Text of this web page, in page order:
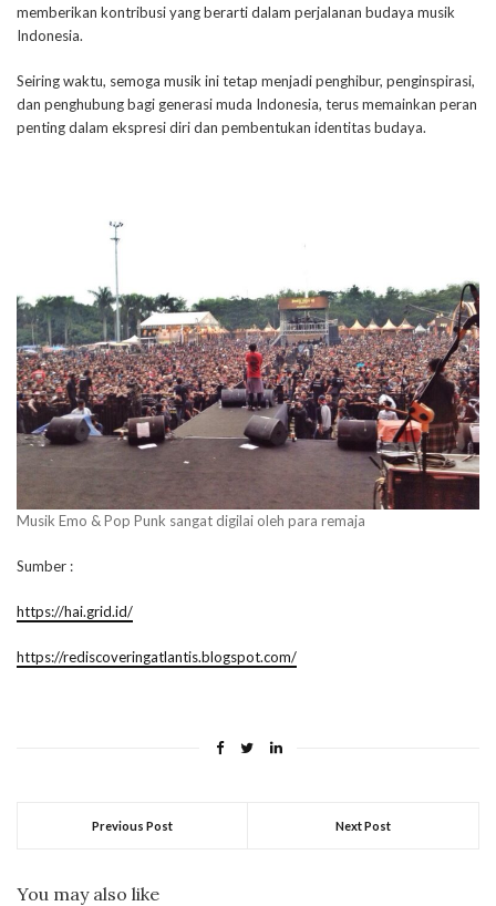
memberikan kontribusi yang berarti dalam perjalanan budaya musik
Indonesia.
Seiring waktu, semoga musik ini tetap menjadi penghibur, penginspirasi,
dan penghubung bagi generasi muda Indonesia, terus memainkan peran
penting dalam ekspresi diri dan pembentukan identitas budaya.
Musik Emo & Pop Punk sangat digilai oleh para remaja
Sumber :
https://hai.grid.id/
https://rediscoveringatlantis.blogspot.com/
Previous Post Next Post
You may also like